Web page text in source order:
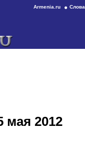
Armenia.ru
мая 2012